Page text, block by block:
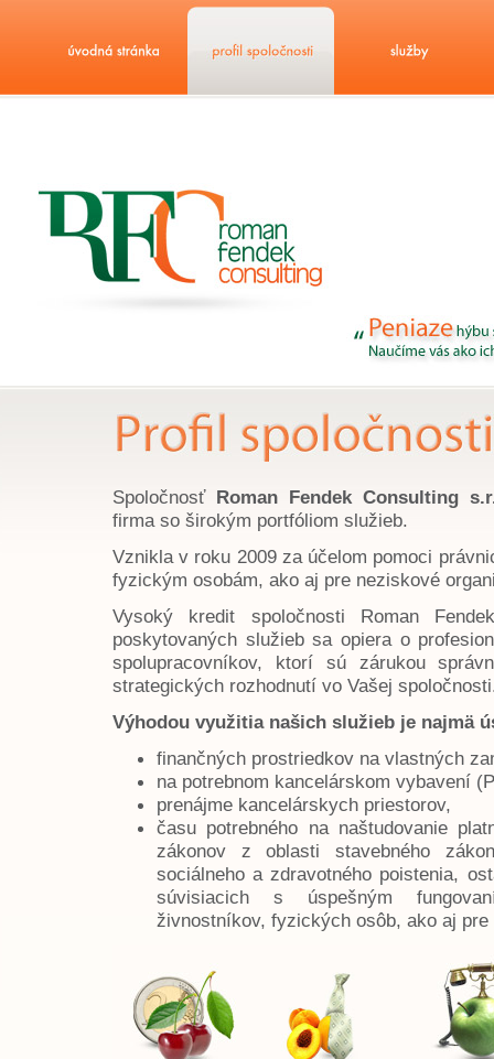
Spoločnosť Roman Fendek Consulting
firma so širokým portfóliom služieb.
Vznikla v roku 2009 za účelom pomoci
fyzickým osobám, ako aj pre neziskové
Vysoký kredit spoločnosti Roman
poskytovaných služieb sa opiera o
spolupracovníkov, ktorí sú zárukou
strategických rozhodnutí vo Vašej
Výhodou využitia našich služieb je najmä
finančných prostriedkov na vlastných
na potrebnom kancelárskom vybavení
prenájme kancelárskych priestorov,
času potrebného na naštudovanie
zákonov z oblasti stavebného
sociálneho a zdravotného poistenia,
súvisiacich s úspešným
živnostníkov, fyzických osôb, ako aj